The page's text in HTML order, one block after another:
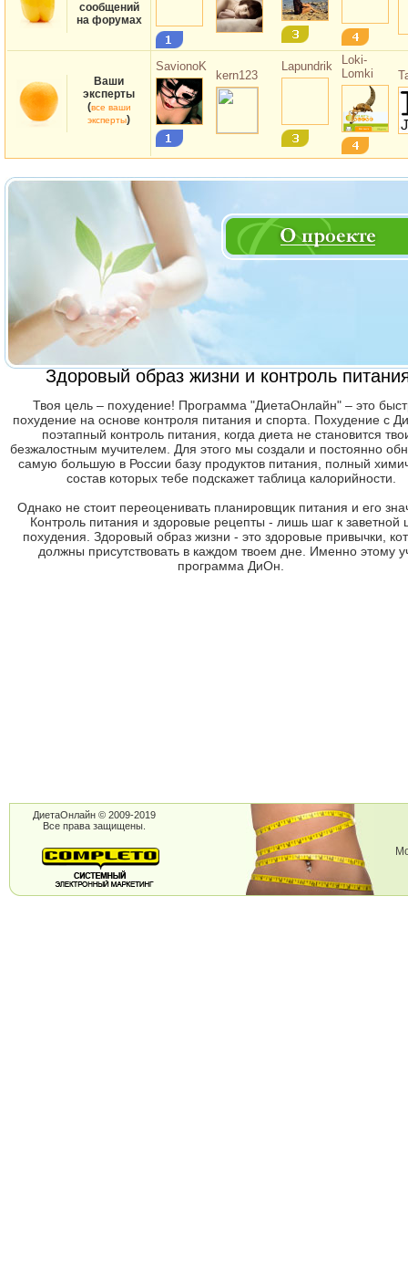
сообщений
на форумах
Ваши
эксперты
(все ваши
эксперты)
SavionoK Lapundrik
Loki-
Lomki
Здоровый образ жизни и контроль
Твоя цель – похудение! Программа "ДиетаОнлайн" – это
похудение на основе контроля питания и спорта. Похудение с
поэтапный контроль питания, когда диета не становится
безжалостным мучителем. Для этого мы создали и постоянно
самую большую в России базу продуктов питания, полный
состав которых тебе подскажет таблица калорийности.
Однако не стоит переоценивать планировщик питания и его
Контроль питания и здоровые рецепты - лишь шаг к заветной
похудения. Здоровый образ жизни - это здоровые привычки,
должны присутствовать в каждом твоем дне. Именно этому
программа ДиОн.
ДиетаОнлайн © 2009-2019
Все права защищены.